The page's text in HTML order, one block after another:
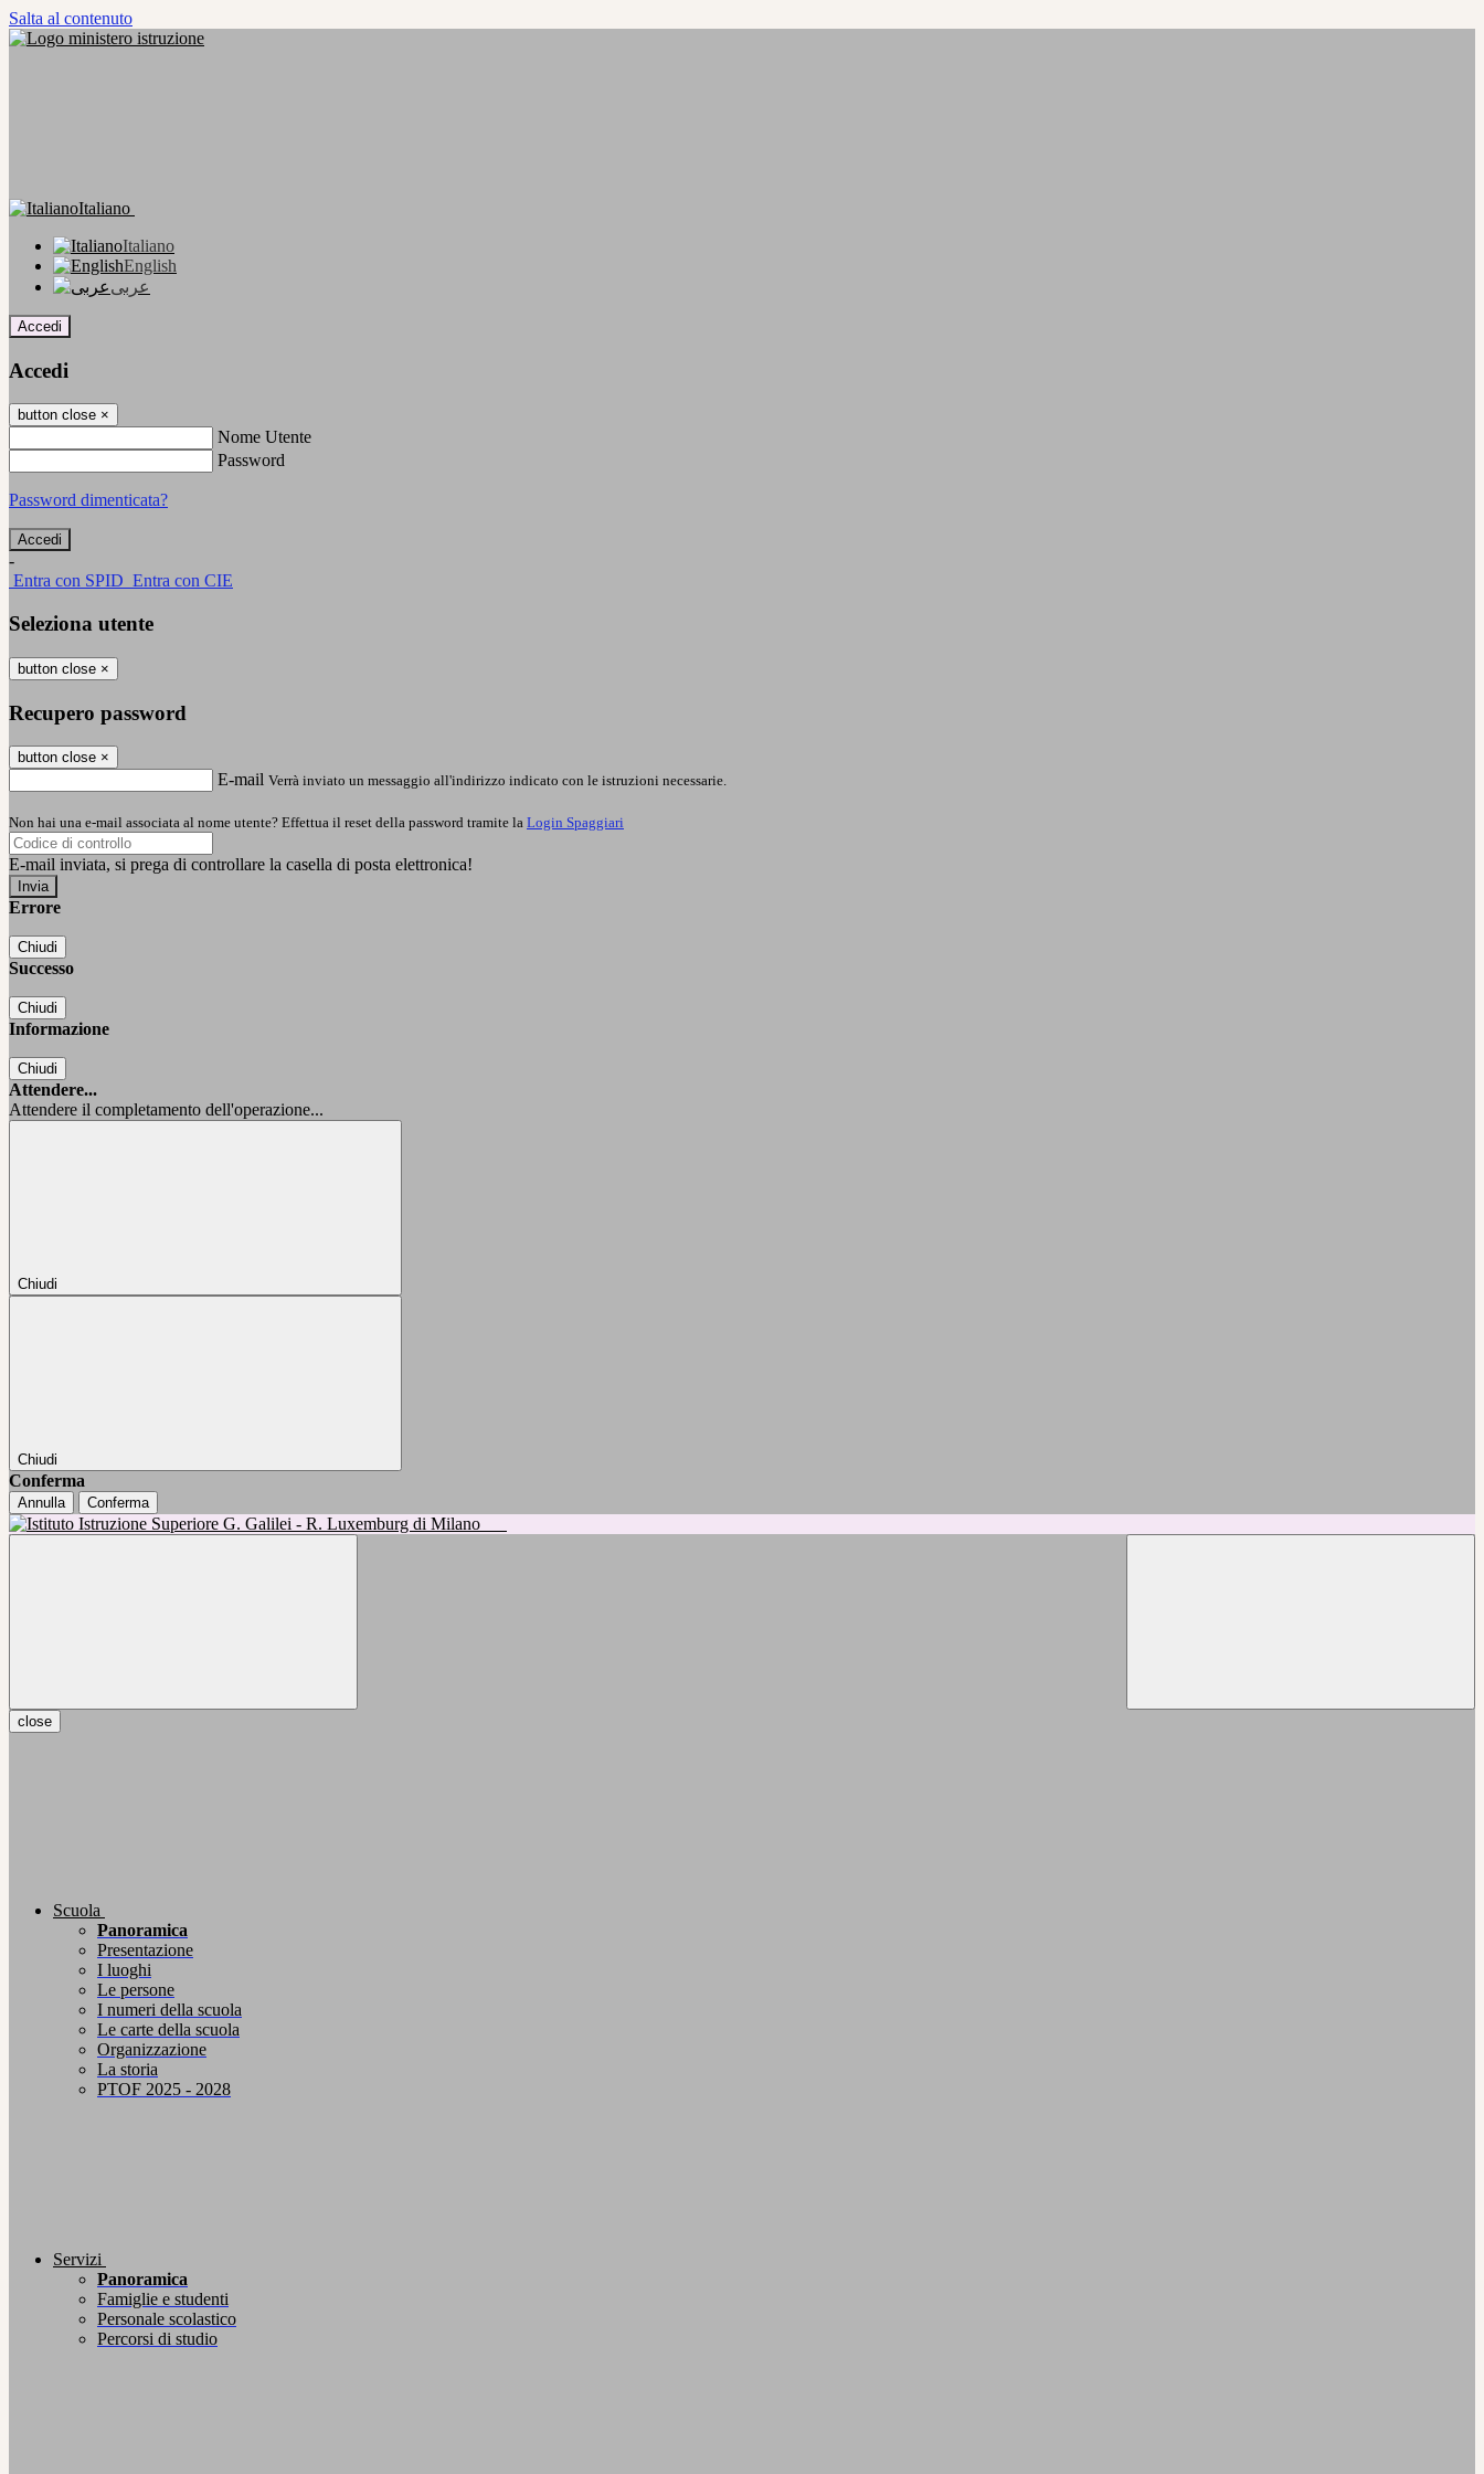
Salta al contenuto
Italiano
Italiano
English
عربى
Accedi
Accedi
button close ×
Nome Utente
Password
Password dimenticata?
-
Entra con SPID Entra con CIE
Seleziona utente
button close ×
Recupero password
button close ×
E-mail Verrà inviato un messaggio all'indirizzo indicato con le istruzioni necessarie.
Non hai una e-mail associata al nome utente? Effettua il reset della password tramite la Login Spaggiari
E-mail inviata, si prega di controllare la casella di posta elettronica!
Errore
Chiudi
Successo
Chiudi
Informazione
Chiudi
Attendere...
Attendere il completamento dell'operazione...
Chiudi
Chiudi
Conferma
Annulla Conferma
close
Scuola
Panoramica
Presentazione
I luoghi
Le persone
I numeri della scuola
Le carte della scuola
Organizzazione
La storia
PTOF 2025 - 2028
Servizi
Panoramica
Famiglie e studenti
Personale scolastico
Percorsi di studio